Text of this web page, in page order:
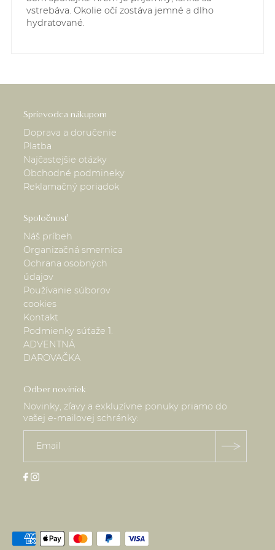
vstrebáva. Okolie očí zostáva jemné a dlho
hydratované.
Sprievodca nákupom
Doprava a doručenie
Platba
Najčastejšie otázky
Obchodné podmineky
Reklamačný poriadok
Spoločnosť
Náš príbeh
Organizačná smernica
Ochrana osobných
údajov
Používanie súborov
cookies
Kontakt
Podmienky súťaže 1.
ADVENTNÁ
DAROVAČKA
Odber noviniek
Novinky, zľavy a exkluzívne ponuky priamo do
vašej e-mailovej schránky: